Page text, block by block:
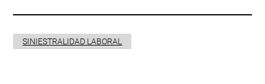
SINIESTRALIDAD LABORAL